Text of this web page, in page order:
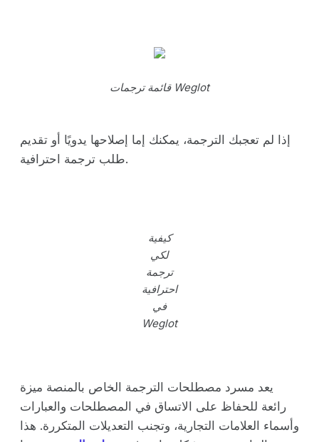
قائمة ترجمات Weglot
إذا لم تعجبك الترجمة، يمكنك إما إصلاحها يدويًا أو تقديم
طلب ترجمة احترافية.
كيفية
لكي
ترجمة
احترافية
في
Weglot
يعد مسرد مصطلحات الترجمة الخاص بالمنصة ميزة
رائعة للحفاظ على الاتساق في المصطلحات والعبارات
وأسماء العلامات التجارية، وتجنب التعديلات المتكررة. هذا